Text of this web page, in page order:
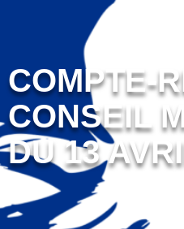
COMPTE-
CONSEIL
DU 13